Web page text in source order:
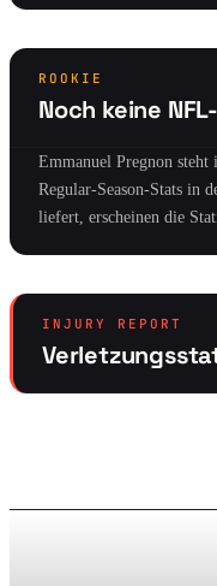
ROOKIE
Noch keine
Emmanuel Pregnon
Regular-Season-Stats in
liefert, erscheinen die
INJURY REPORT